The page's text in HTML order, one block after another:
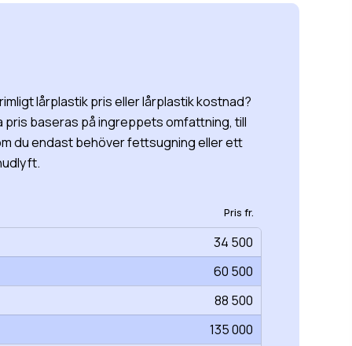
lårplastik pris eller lårplastik kostnad?
pris baseras på ingreppets omfattning, till
du endast behöver fettsugning eller ett
Pris fr.
34 500
60 500
88 500
135 000